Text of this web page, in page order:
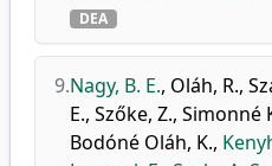
DEA
9.Nagy, B. E., Oláh, R.,
E., Szőke, Z., Simonné
Bodóné Oláh, K.,